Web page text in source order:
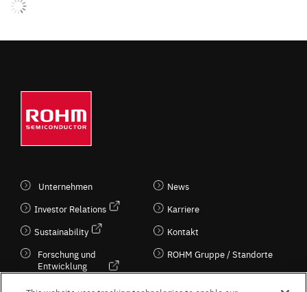
Unternehmen
Investor Relations
Sustainability
Forschung und
Entwicklung
Kultur / Wirtschaft
News
Karriere
Kontakt
ROHM Gruppe / Standorte